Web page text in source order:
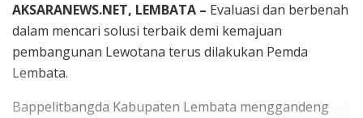
AKSARANEWS.NET, LEMBATA – Evaluasi dan berbenah
dalam mencari solusi terbaik demi kemajuan
pembangunan Lewotana terus dilakukan Pemda
Lembata.
Bappelitbangda Kabupaten Lembata menggandeng